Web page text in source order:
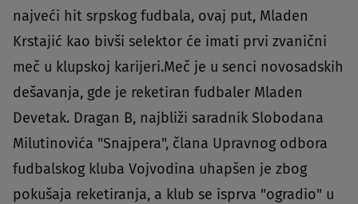
najveći hit srpskog fudbala, ovaj put, Mladen
Krstajić kao bivši selektor će imati prvi zvanični
meč u klupskoj karijeri.Meč je u senci novosadskih
dešavanja, gde je reketiran fudbaler Mladen
Devetak. Dragan B, najbliži saradnik Slobodana
Milutinovića "Snajpera", člana Upravnog odbora
fudbalskog kluba Vojvodina uhapšen je zbog
pokušaja reketiranja, a klub se isprva "ogradio" u